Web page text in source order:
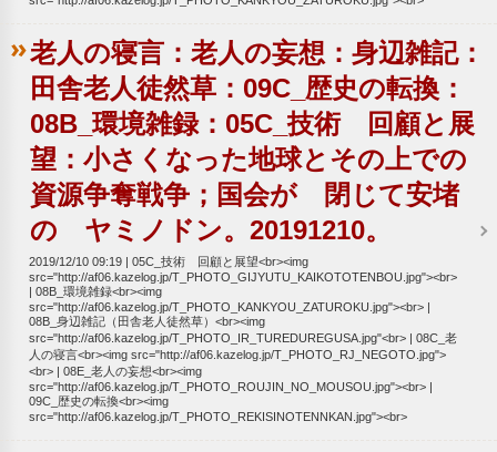
老人の寝言：老人の妄想：身辺雑記：
田舎老人徒然草：09C_歴史の転換：
08B_環境雑録：05C_技術 回顧と展
望：小さくなった地球とその上での
資源争奪戦争；国会が 閉じて安堵
の ヤミノドン。20191210。
2019/12/10 09:19
05C_技術 回顧と展望<br><img
src="http://af06.kazelog.jp/T_PHOTO_GIJYUTU_KAIKOTOTENBOU.jpg"><br>
08B_環境雑録<br><img
src="http://af06.kazelog.jp/T_PHOTO_KANKYOU_ZATUROKU.jpg"><br>
08B_身辺雑記（田舎老人徒然草）<br><img
src="http://af06.kazelog.jp/T_PHOTO_IR_TUREDUREGUSA.jpg"<br>
08C_老
人の寝言<br><img src="http://af06.kazelog.jp/T_PHOTO_RJ_NEGOTO.jpg">
<br>
08E_老人の妄想<br><img
src="http://af06.kazelog.jp/T_PHOTO_ROUJIN_NO_MOUSOU.jpg"><br>
09C_歴史の転換<br><img
src="http://af06.kazelog.jp/T_PHOTO_REKISINOTENNKAN.jpg"><br>